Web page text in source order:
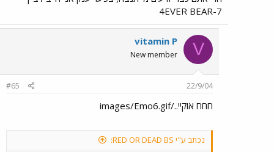
4EVER BEAR-7
V
vitamin P
New member
22/9/04
#65
חחח אוקיי../images/Emo6.gif
נכתב ע"י RED OR DEAD BS: